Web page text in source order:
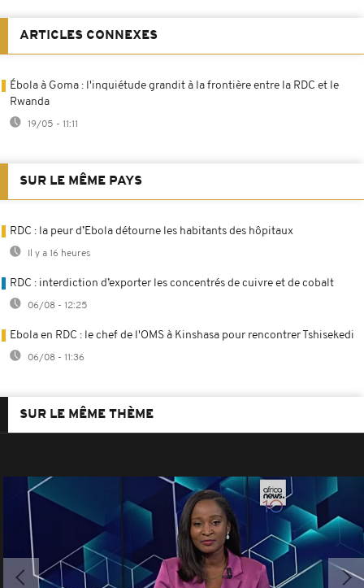
ARTICLES CONNEXES
Ébola à Goma : l'inquiétude grandit à la frontière entre la RDC et le
Rwanda
19/05 - 11:11
SUR LE MÊME PAYS
RDC : la peur d’Ebola détourne les habitants des hôpitaux
Il y a 16 heures
RDC : interdiction d’exporter les concentrés de cuivre et de cobalt
06/08 - 12:25
Ebola en RDC : le chef de l'OMS à Kinshasa pour rencontrer Tshisekedi
06/08 - 11:36
SUR LE MÊME THÈME